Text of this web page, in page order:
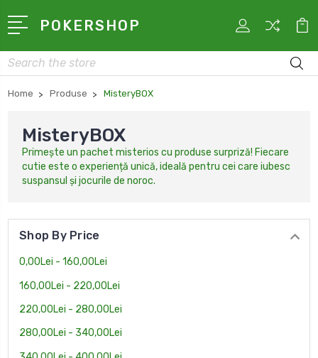
POKERSHOP
Search
Home Produse MisteryBOX
MisteryBOX
Primește un pachet misterios cu produse surpriză! Fiecare
cutie este o experiență unică, ideală pentru cei care iubesc
suspansul și jocurile de noroc.
Shop By Price
0,00Lei - 160,00Lei
160,00Lei - 220,00Lei
220,00Lei - 280,00Lei
280,00Lei - 340,00Lei